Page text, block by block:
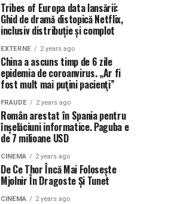
Tribes of Europa data lansării:
Ghid de dramă distopică Netflix,
inclusiv distribuție și complot
EXTERNE 2 years ago
China a ascuns timp de 6 zile
epidemia de coroanvirus. „Ar fi
fost mult mai puţini pacienţi”
FRAUDE 2 years ago
Român arestat în Spania pentru
înșelăciuni informatice. Paguba e
de 7 milioane USD
CINEMA 2 years ago
De Ce Thor Încă Mai Folosește
Mjolnir În Dragoste Și Tunet
CINEMA 2 years ago